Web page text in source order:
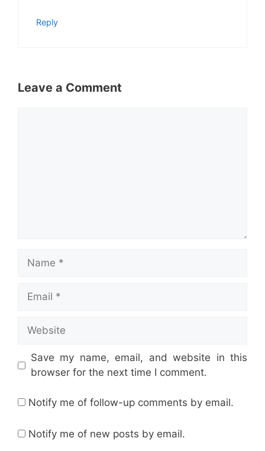
Reply
Leave a Comment
Name
Email
Website
Save my name, email, and website in this
browser for the next time I comment.
Notify me of follow-up comments by email.
Notify me of new posts by email.